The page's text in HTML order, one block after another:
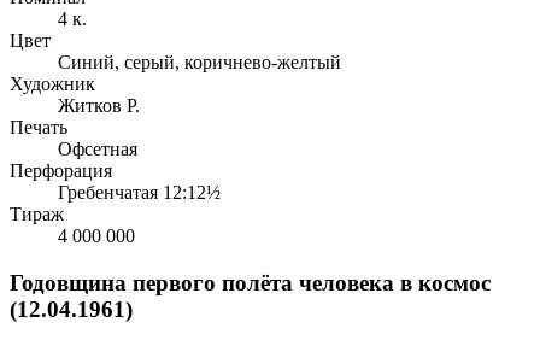
4 к.
Цвет
Синий, серый, коричнево-желтый
Художник
Житков Р.
Печать
Офсетная
Перфорация
Гребенчатая 12:12½
Тираж
4 000 000
Годовщина первого полёта человека в космос
(12.04.1961)